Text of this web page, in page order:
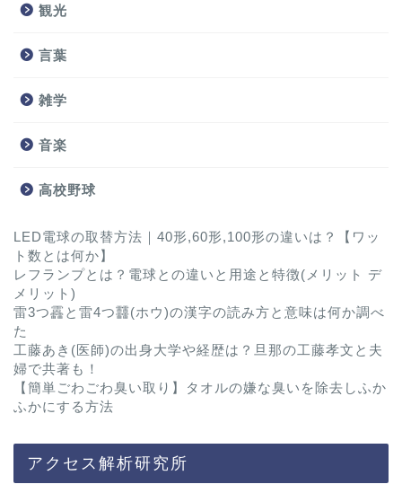
観光
言葉
雑学
音楽
高校野球
LED電球の取替方法｜40形,60形,100形の違いは？【ワッ
ト数とは何か】
レフランプとは？電球との違いと用途と特徴(メリット デ
メリット)
雷3つ靐と雷4つ䨻(ホウ)の漢字の読み方と意味は何か調べ
た
工藤あき(医師)の出身大学や経歴は？旦那の工藤孝文と夫
婦で共著も！
【簡単ごわごわ臭い取り】タオルの嫌な臭いを除去しふか
ふかにする方法
アクセス解析研究所